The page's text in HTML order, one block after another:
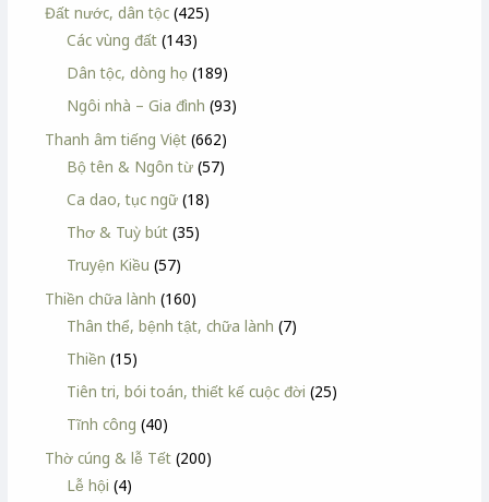
Đất nước, dân tộc (425)
Các vùng đất (143)
Dân tộc, dòng họ (189)
Ngôi nhà – Gia đình (93)
Thanh âm tiếng Việt (662)
Bộ tên & Ngôn từ (57)
Ca dao, tục ngữ (18)
Thơ & Tuỳ bút (35)
Truyện Kiều (57)
Thiền chữa lành (160)
Thân thể, bệnh tật, chữa lành (7)
Thiền (15)
Tiên tri, bói toán, thiết kế cuộc đời (25)
Tĩnh công (40)
Thờ cúng & lễ Tết (200)
Lễ hội (4)